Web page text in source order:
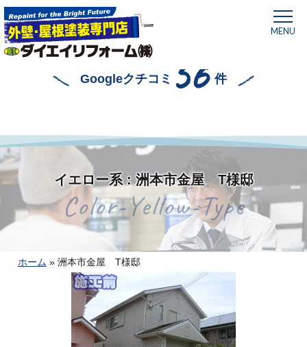
MENU
Googleクチコミ 56 件
ホーム » 洲本市金屋 T様邸
イエロー系 : 洲本市金屋 T様邸
Color-Yellow-Type